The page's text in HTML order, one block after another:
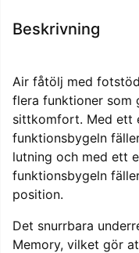
Beskrivning
Air fåtölj med
flera funktioner som
sittkomfort. Med ett
funktionsbygeln
lutning och med ett
funktionsbygeln
position.
Det snurrbara
Memory, vilket gör